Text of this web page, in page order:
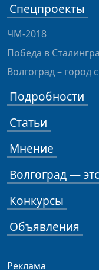
Спецпроекты
ЧМ-2018
Победа в
Волгоград – город
Подробности
Статьи
Мнение
Волгоград —
Конкурсы
Объявления
Реклама